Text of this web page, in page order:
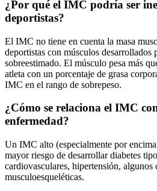
¿Por qué el IMC podría ser
deportistas?
El IMC no tiene en cuenta la masa
deportistas con músculos desarrollados
sobreestimado. El músculo pesa más
atleta con un porcentaje de grasa
IMC en el rango de sobrepeso.
¿Cómo se relaciona el IMC
enfermedad?
Un IMC alto (especialmente por
mayor riesgo de desarrollar diabetes
cardiovasculares, hipertensión, algunos
musculoesqueléticas.